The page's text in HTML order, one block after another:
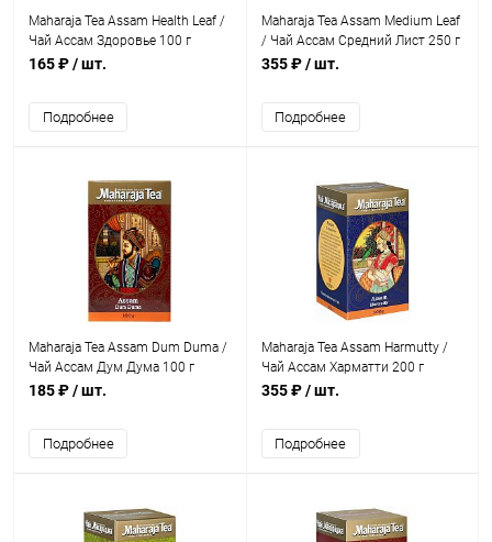
Maharaja Tea Assam Health Leaf /
Чай Ассам Здоровье 100 г
165 ₽/ шт.
Подробнее
Maharaja Tea Assam Medium Leaf
/ Чай Ассам Средний Лист 250 г
355 ₽/ шт.
Подробнее
Maharaja Tea Assam Dum Duma /
Чай Ассам Дум Дума 100 г
185 ₽/ шт.
Подробнее
Maharaja Tea Assam Harmutty /
Чай Ассам Харматти 200 г
355 ₽/ шт.
Подробнее